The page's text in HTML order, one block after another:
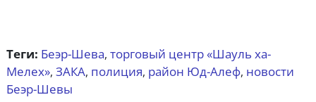
Теги: Беэр-Шева, торговый центр «Шауль ха-
Мелех», ЗАКА, полиция, район Юд-Алеф, новости
Беэр-Шевы